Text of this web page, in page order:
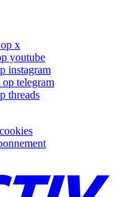
x
youtube
instagram
telegram
threads